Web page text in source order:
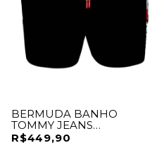
BERMUDA BANHO
TOMMY JEANS
DRAWSTRING
R$449,90